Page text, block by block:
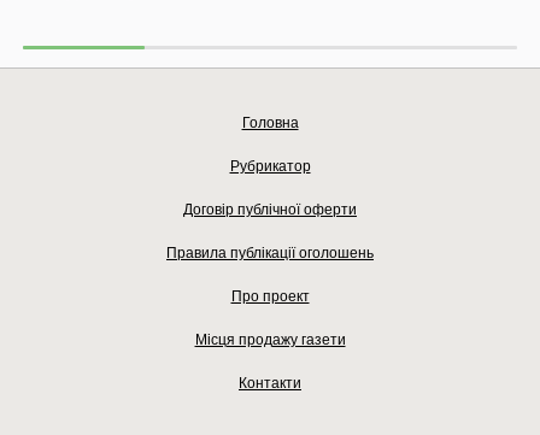
Головна
Рубрикатор
Договір публічної оферти
Правила публікації оголошень
Про проект
Місця продажу газети
Контакти